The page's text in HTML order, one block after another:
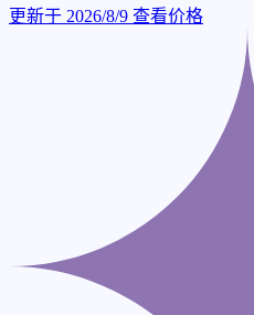
更新于 2026/8/9 查看价格